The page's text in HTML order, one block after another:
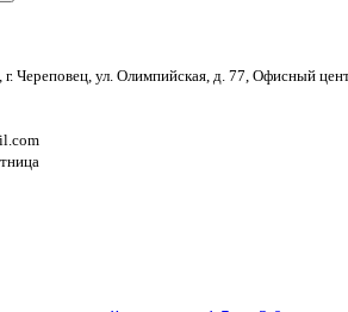
г. Череповец, ул. Олимпийская, д. 77, Офисный